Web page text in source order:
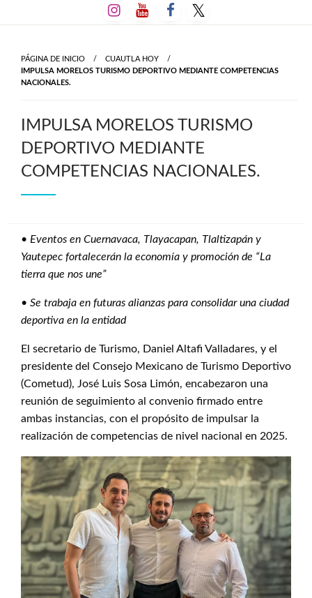
al
PÁGINA DE INICIO
CUAUTLA HOY
IMPULSA MORELOS TURISMO DEPORTIVO MEDIANTE COMPETENCIAS
NACIONALES.
IMPULSA MORELOS TURISMO
DEPORTIVO MEDIANTE
COMPETENCIAS NACIONALES.
• Eventos en Cuernavaca, Tlayacapan, Tlaltizapán y
Yautepec fortalecerán la economía y promoción de “La
tierra que nos une”
• Se trabaja en futuras alianzas para consolidar una ciudad
deportiva en la entidad
El secretario de Turismo, Daniel Altafi Valladares, y el
presidente del Consejo Mexicano de Turismo Deportivo
(Cometud), José Luis Sosa Limón, encabezaron una
reunión de seguimiento al convenio firmado entre
ambas instancias, con el propósito de impulsar la
realización de competencias de nivel nacional en 2025.